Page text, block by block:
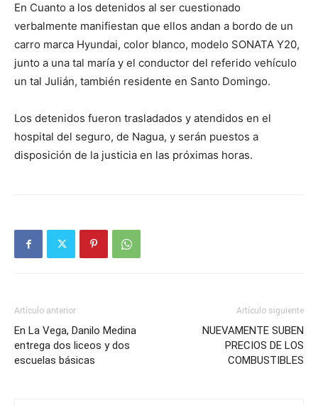
En Cuanto a los detenidos al ser cuestionado
verbalmente manifiestan que ellos andan a bordo de un
carro marca Hyundai, color blanco, modelo SONATA Y20,
junto a una tal maría y el conductor del referido vehículo
un tal Julián, también residente en Santo Domingo.
Los detenidos fueron trasladados y atendidos en el
hospital del seguro, de Nagua, y serán puestos a
disposición de la justicia en las próximas horas.
Artículo anterior
En La Vega, Danilo Medina
entrega dos liceos y dos
escuelas básicas
Artículo siguiente
NUEVAMENTE SUBEN
PRECIOS DE LOS
COMBUSTIBLES